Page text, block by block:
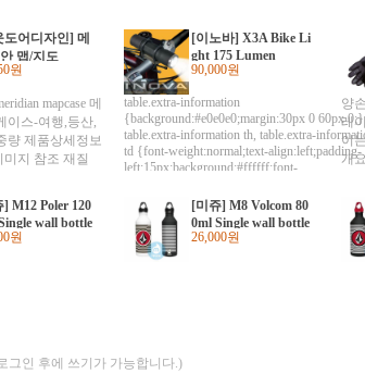
어디자인] 메
맵/지도
원
mapcase 메
이스-여행,등산,
량 제품상세정보
지 참조 재질
입자 오디파크
별 세부 사양
[이노바] X3A Bike Li
ght 175 Lumen
90,000원
table.extra-information
{background:#e0e0e0;margin:30px 0 60px 0;}
table.extra-information th, table.extra-
td {font-weight:normal;text-align:left;padding-
left:15px;background:#ffffff;font-
table.extra-information th
table.extra-information td
{width:35%;color:#666666;} 수입원 올레캠
양
레
이
개
과
가
방
손
M12 Poler 120
wall bottle
cap
원
[미쥬] M8 Volcom 80
0ml Single wall bottle
w/loop cap
26,000원
그인 후에 쓰기가 가능합니다.)